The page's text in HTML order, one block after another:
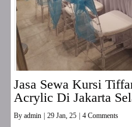
Jasa Sewa Kursi
Acrylic Di Jakarta
By admin 29 Jan, 25 4 Comments